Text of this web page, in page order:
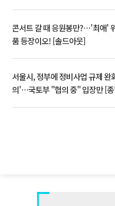
콘서트 갈 때 응원봉만?⋯'최애'
품 등장이오! [솔드아웃]
서울시, 정부에 정비사업 규제 완
의'⋯국토부 "협의 중" 입장만 [